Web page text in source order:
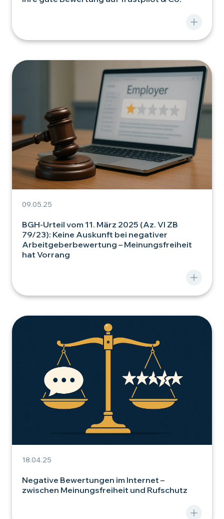
09.05.25
BGH-Urteil vom 11. März 2025 (Az. VI ZB
79/23): Keine Auskunft bei negativer
Arbeitgeberbewertung – Meinungsfreiheit
hat Vorrang
18.04.25
Negative Bewertungen im Internet –
zwischen Meinungsfreiheit und Rufschutz